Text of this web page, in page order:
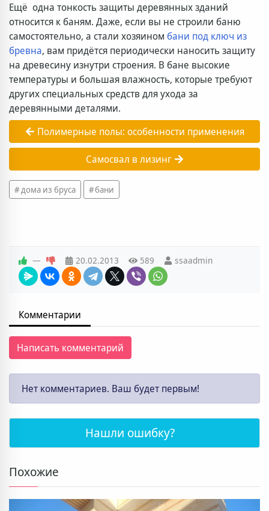
Ещё одна тонкость защиты деревянных зданий
относится к баням. Даже, если вы не строили баню
самостоятельно, а стали хозяином бани под ключ из
бревна, вам придётся периодически наносить защиту
на древесину изнутри строения. В бане высокие
температуры и большая влажность, которые требуют
других специальных средств для ухода за
деревянными деталями.
Полимерные полы: особенности применения
Самосвал в лизинг
дома из бруса бани
— 20.02.2013 589 ssaadmin
Комментарии
Написать комментарий
Нет комментариев. Ваш будет первым!
Нашли ошибку?
Похожие